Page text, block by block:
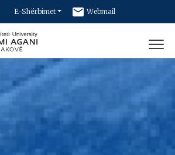
E-Shërbimet Webmail
Newsletter